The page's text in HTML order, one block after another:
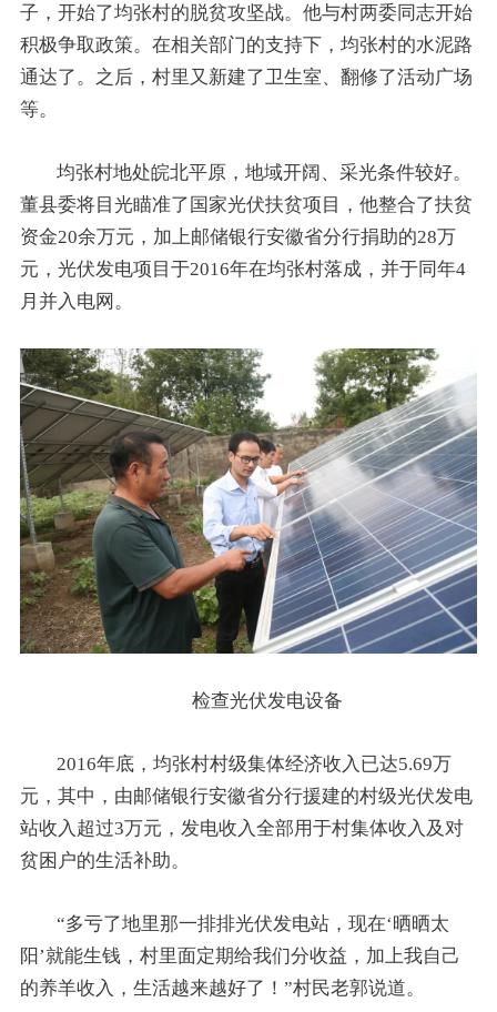
子，开始了均张村的脱贫攻坚战。他与村两委同志开始
积极争取政策。在相关部门的支持下，均张村的水泥路
通达了。之后，村里又新建了卫生室、翻修了活动广场
等。
均张村地处皖北平原，地域开阔、采光条件较好。
董县委将目光瞄准了国家光伏扶贫项目，他整合了扶贫
资金20余万元，加上邮储银行安徽省分行捐助的28万
元，光伏发电项目于2016年在均张村落成，并于同年4
月并入电网。
检查光伏发电设备
2016年底，均张村村级集体经济收入已达5.69万
元，其中，由邮储银行安徽省分行援建的村级光伏发电
站收入超过3万元，发电收入全部用于村集体收入及对
贫困户的生活补助。
“多亏了地里那一排排光伏发电站，现在‘晒晒太
阳’就能生钱，村里面定期给我们分收益，加上我自己
的养羊收入，生活越来越好了！”村民老郭说道。